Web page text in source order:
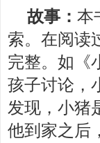
故事： 本
索。在阅读
完整。如《
孩子讨论，
发现，小猪
他到家之后